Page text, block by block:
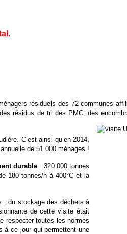
résiduels des 72 communes
résidus de tri des PMC, des
C’est ainsi qu’en 2014,
de 51.000 ménages !
durable : 320 000 tonnes
180 tonnes/h à 400°C et la
: du stockage des déchets à
de cette visite était
respecter toutes les normes
à ce jour qui permettent une